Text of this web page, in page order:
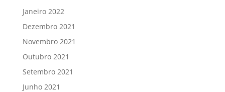
Janeiro 2022
Dezembro 2021
Novembro 2021
Outubro 2021
Setembro 2021
Junho 2021